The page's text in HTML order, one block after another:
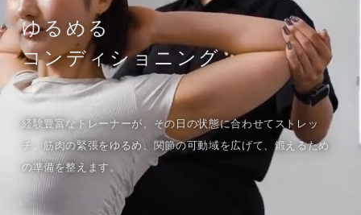
ゆるめる
コンディショニング
経験豊富なトレーナーが、その日の状態に合わせてストレッ
チ。筋肉の緊張をゆるめ、関節の可動域を広げて、鍛えるため
の準備を整えます。